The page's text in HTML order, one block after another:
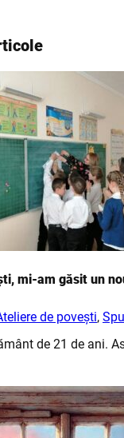
mi-am găsit un
de povești,
de 21 de ani.